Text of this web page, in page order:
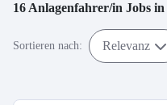
16 Anlagenfahrer/in Jobs in
Sortieren nach: Relevanz